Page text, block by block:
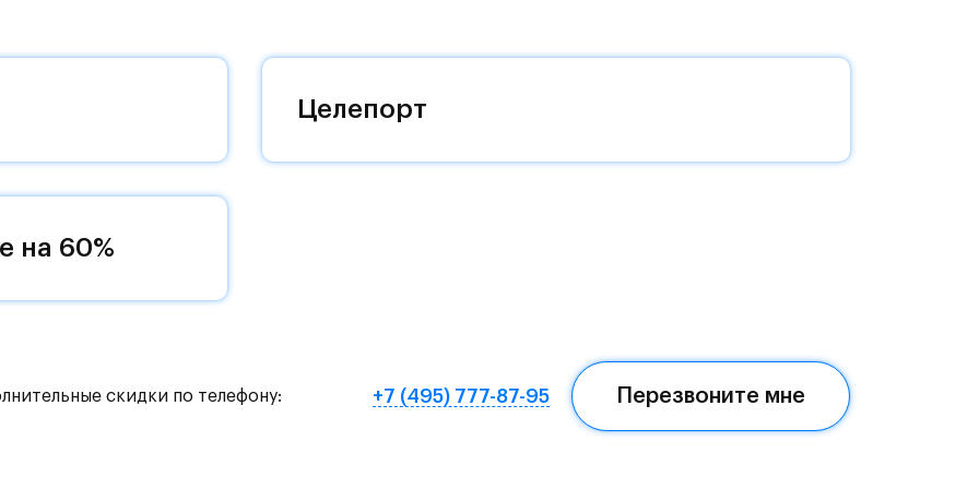
престижный статус западного
«своей» территорией, куда хочется
на Красногорское и Рублево-Успенское шоссе.
метро МЦД «Одинцово».
на «Северный обход Одинцово».
Целепорт
на 60%
скидки по телефону: +7 (495) 777-87-95 Перезвоните мне